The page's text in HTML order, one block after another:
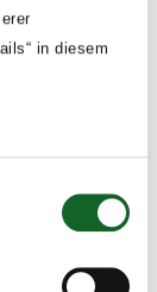
in diesem